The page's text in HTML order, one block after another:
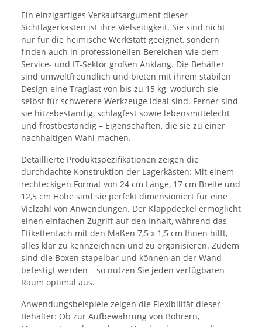
Ein einzigartiges Verkaufsargument dieser
Sichtlagerkästen ist ihre Vielseitigkeit. Sie sind nicht
nur für die heimische Werkstatt geeignet, sondern
finden auch in professionellen Bereichen wie dem
Service- und IT-Sektor großen Anklang. Die Behälter
sind umweltfreundlich und bieten mit ihrem stabilen
Design eine Traglast von bis zu 15 kg, wodurch sie
selbst für schwerere Werkzeuge ideal sind. Ferner sind
sie hitzebeständig, schlagfest sowie lebensmittelecht
und frostbeständig – Eigenschaften, die sie zu einer
nachhaltigen Wahl machen.
Detaillierte Produktspezifikationen zeigen die
durchdachte Konstruktion der Lagerkästen: Mit einem
rechteckigen Format von 24 cm Länge, 17 cm Breite und
12,5 cm Höhe sind sie perfekt dimensioniert für eine
Vielzahl von Anwendungen. Der Klappdeckel ermöglicht
einen einfachen Zugriff auf den Inhalt, während das
Etikettenfach mit den Maßen 7,5 x 1,5 cm Ihnen hilft,
alles klar zu kennzeichnen und zu organisieren. Zudem
sind die Boxen stapelbar und können an der Wand
befestigt werden – so nutzen Sie jeden verfügbaren
Raum optimal aus.
Anwendungsbeispiele zeigen die Flexibilität dieser
Behälter: Ob zur Aufbewahrung von Bohrern,